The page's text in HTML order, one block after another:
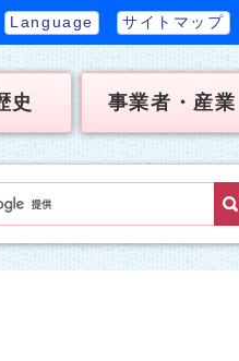
Language サイトマップ
史 事業者・産業